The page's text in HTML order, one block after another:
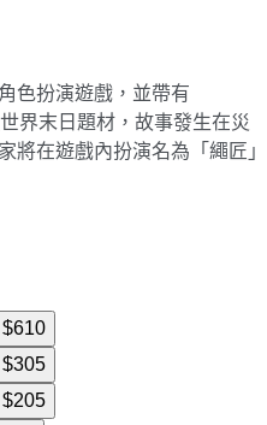
色扮演遊戲，並帶有
界末日題材，故事發生在災
將在遊戲內扮演名為「繩匠」
$610
$305
$205